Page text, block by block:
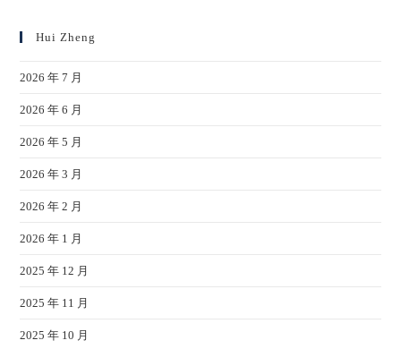
Hui Zheng
2026 年 7 月
2026 年 6 月
2026 年 5 月
2026 年 3 月
2026 年 2 月
2026 年 1 月
2025 年 12 月
2025 年 11 月
2025 年 10 月